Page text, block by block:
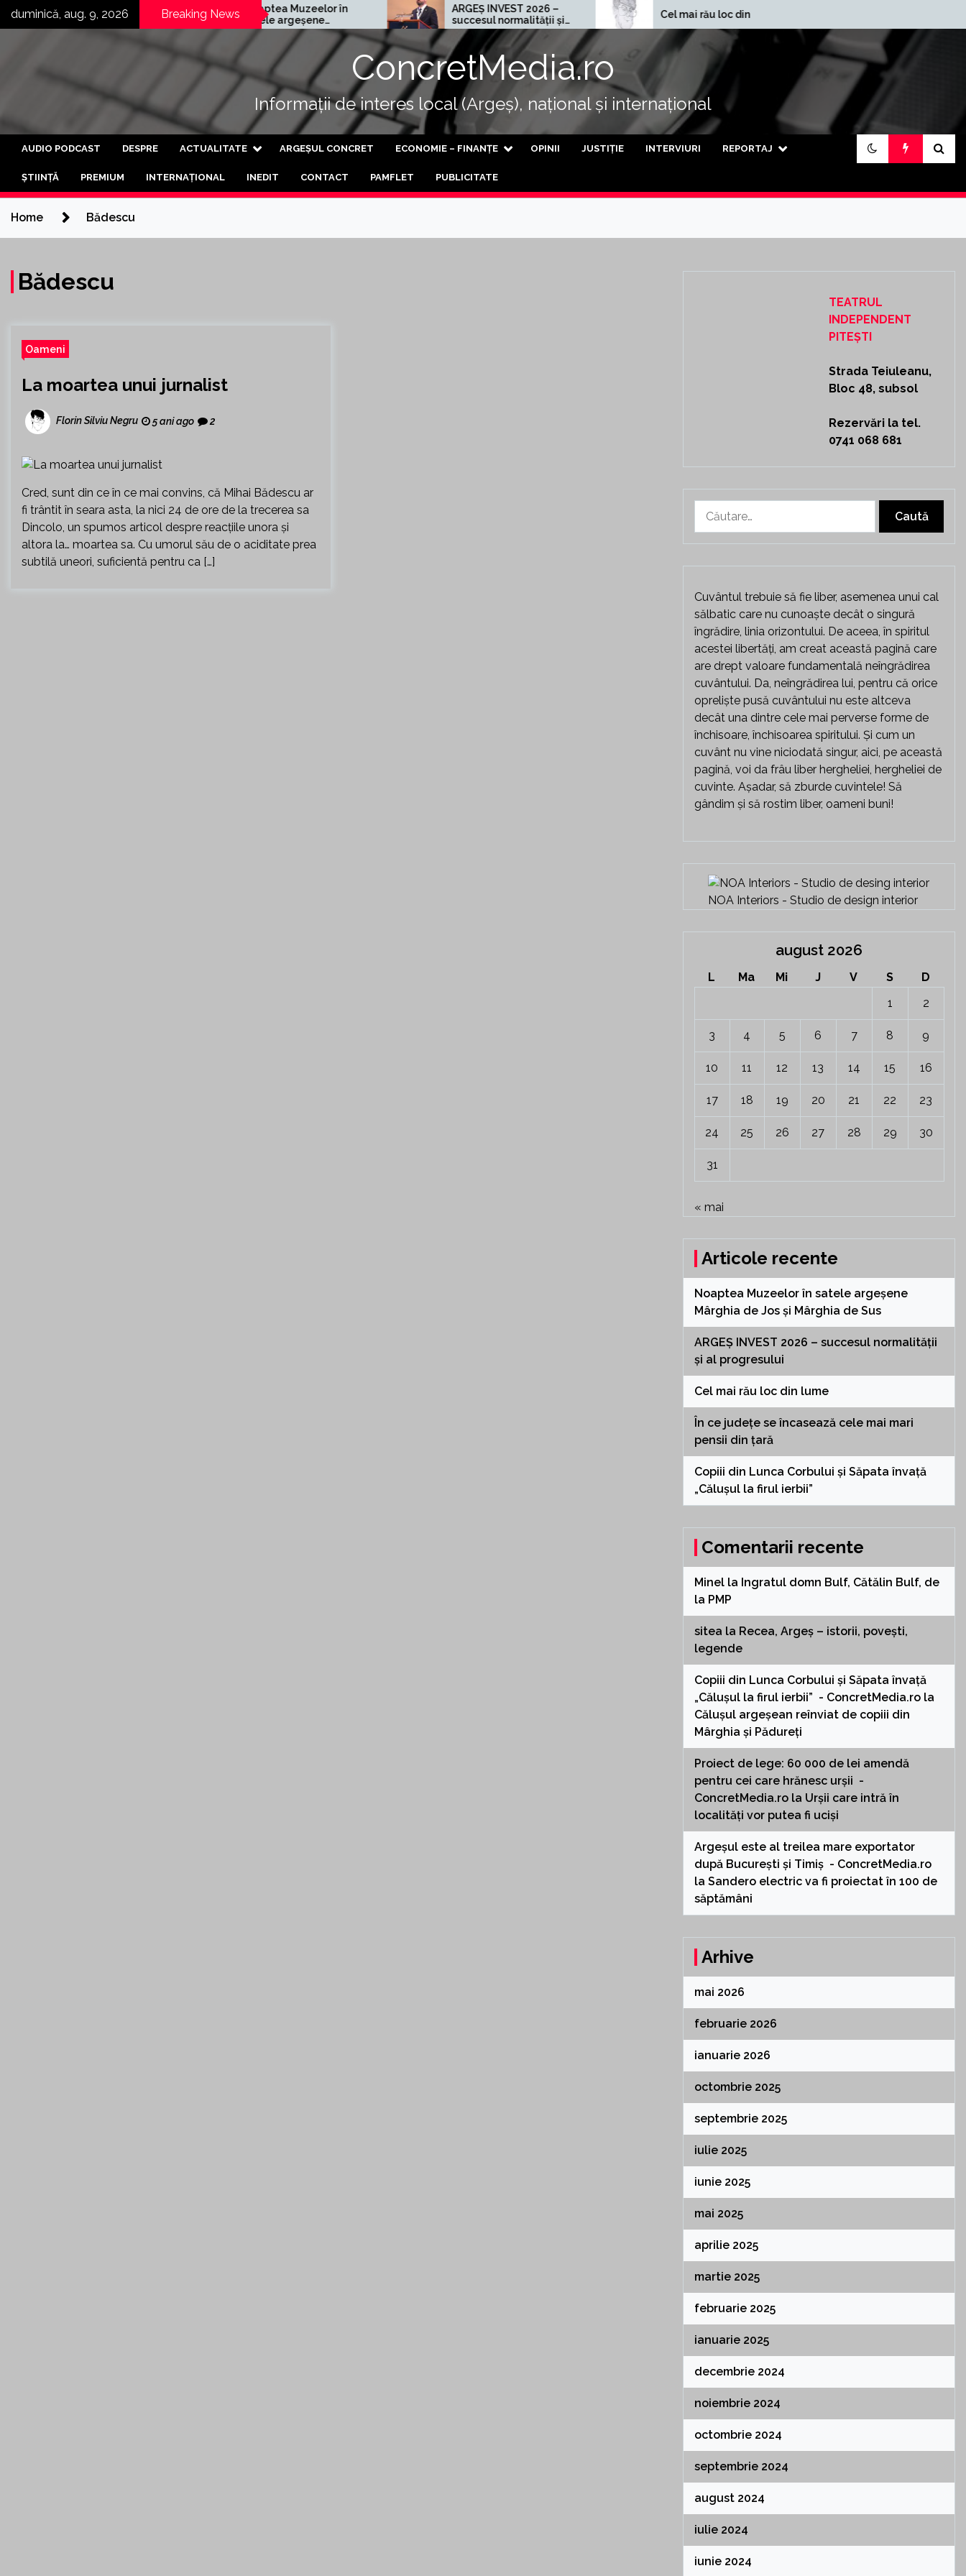
Skipduminică, aug. 9, 2026 Breaking News
germană
și-a deschis a
din Curtea
Noaptea Muzeelor în
satele argeșene
Mârghia de Jos și
Mârghia de Sus
ARGEȘ INVEST 2026 –
succesul normalității și
al progresului
Cel mai rău loc din lume
pensii din țară
ConcretMedia.ro
Informații de interes local (Argeș), național și internațional
AUDIO PODCAST DESPRE ACTUALITATE ARGEȘUL CONCRET ECONOMIE – FINANȚE OPINII JUSTIȚIE INTERVIURI REPORTAJ
ȘTIINȚĂ PREMIUM INTERNAȚIONAL INEDIT CONTACT PAMFLET PUBLICITATE
Home Bădescu
Bădescu
Oameni
La moartea unui jurnalist
Florin Silviu Negru 5 ani ago 2
Cred, sunt din ce în ce mai convins, că Mihai Bădescu ar
fi trântit în seara asta, la nici 24 de ore de la trecerea sa
Dincolo, un spumos articol despre reacțiile unora și
altora la… moartea sa. Cu umorul său de o aciditate prea
subtilă uneori, suficientă pentru ca […]
TEATRUL
INDEPENDENT
PITEȘTI
Strada Teiuleanu,
Bloc 48, subsol
Rezervări la tel.
0741 068 681
după:
Cuvântul trebuie să fie liber, asemenea unui cal
sălbatic care nu cunoaște decât o singură
îngrădire, linia orizontului. De aceea, în spiritul
acestei libertăți, am creat această pagină care
are drept valoare fundamentală neîngrădirea
cuvântului. Da, neîngrădirea lui, pentru că orice
opreliște pusă cuvântului nu este altceva
decât una dintre cele mai perverse forme de
închisoare, închisoarea spiritului. Și cum un
cuvânt nu vine niciodată singur, aici, pe această
pagină, voi da frâu liber hergheliei, hergheliei de
cuvinte. Așadar, să zburde cuvintele! Să
gândim și să rostim liber, oameni buni!
NOA Interiors - Studio de design interior
august 2026
L Ma Mi J V S
D
1
2
3 4 5 6 7 8 9
10 11 12 13 14 15 16
17 18 19 20 21 22 23
24 25 26 27 28 29 30
31
« mai
Articole recente
Noaptea Muzeelor în satele argeșene
Mârghia de Jos și Mârghia de Sus
ARGEȘ INVEST 2026 – succesul normalității
și al progresului
Cel mai rău loc din lume
În ce județe se încasează cele mai mari
pensii din țară
Copiii din Lunca Corbului și Săpata învață
„Călușul la firul ierbii”
Comentarii recente
Minella Ingratul domn Bulf, Cătălin Bulf, de
la PMP
sitea la Recea, Argeș – istorii, povești,
legende
Copiii din Lunca Corbului și Săpata învață
„Călușul la firul ierbii” - ConcretMedia.rola
Călușul argeșean reînviat de copiii din
Mârghia și Pădureți
Proiect de lege: 60 000 de lei amendă
pentru cei care hrănesc urșii -
ConcretMedia.rola Urșii care intră în
localități vor putea fi uciși
Argeșul este al treilea mare exportator
după București și Timiș - ConcretMedia.ro
la Sandero electric va fi proiectat în 100 de
săptămâni
Arhive
mai 2026
februarie 2026
ianuarie 2026
octombrie 2025
septembrie 2025
iulie 2025
iunie 2025
mai 2025
aprilie 2025
martie 2025
februarie 2025
ianuarie 2025
decembrie 2024
noiembrie 2024
octombrie 2024
septembrie 2024
august 2024
iulie 2024
iunie 2024